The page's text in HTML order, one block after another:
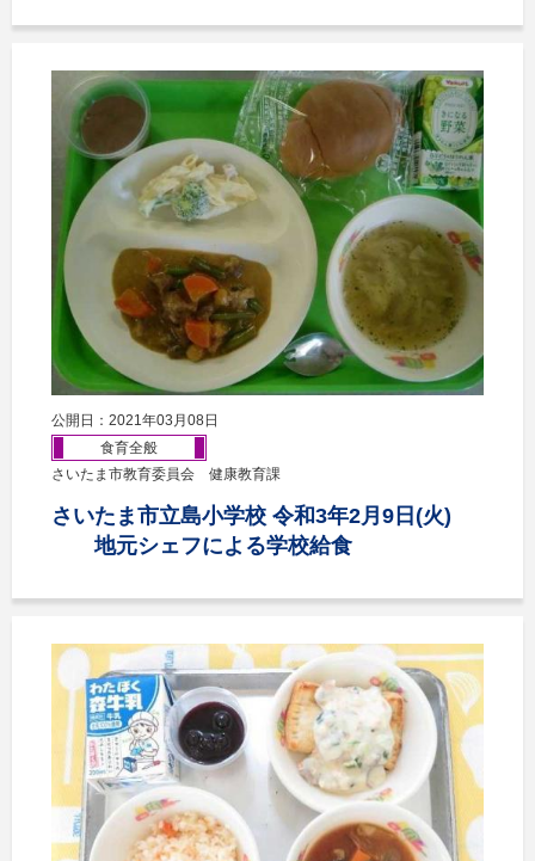
公開日：2021年03月08日
食育全般
さいたま市教育委員会 健康教育課
さいたま市立島小学校 令和3年2月9日(火)
地元シェフによる学校給食